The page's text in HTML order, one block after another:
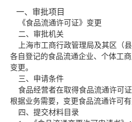
一、审批项目
《食品流通许可证》变更
二、审批机关
上海市工商行政管理局及其区（
各自登记的食品流通企业、个体工
变更。
三、申请条件
食品经营者在取得食品流通许可证
根据业务需要，变更食品流通许可有
四、提交材料目录